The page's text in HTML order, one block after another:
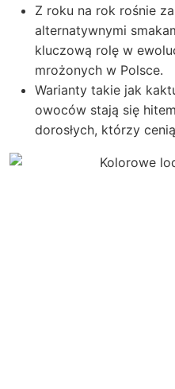
Z roku na rok rośnie
alternatywnymi
kluczową rolę w
mrożonych w Polsce.
Warianty takie jak
owoców stają się
dorosłych, którzy